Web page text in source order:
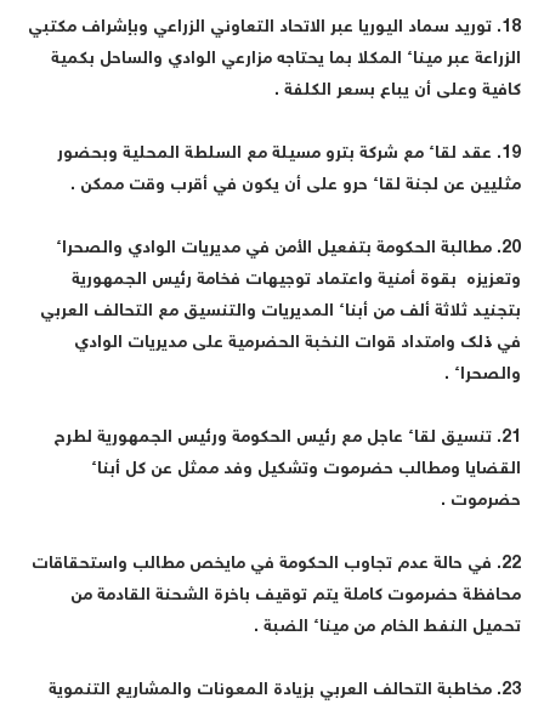
18. توريد سماد اليوريا عبر الاتحاد التعاوني الزراعي وبإشراف مكتبي
عبر ميناء المكلا بما يحتاجه مزارعي الوادي والساحل بكمية
وعلى أن يباع بسعر الكلفة .
19. عقد لقاء مع شركة بترو مسيلة مع السلطة المحلية وبحضور
عن لجنة لقاء حرو على أن يكون في أقرب وقت ممكن .
20. مطالبة الحكومة بتفعيل الأمن في مديريات الوادي والصحراء
بقوة أمنية واعتماد توجيهات فخامة رئيس الجمهورية
ثلاثة ألف من أبناء المديريات والتنسيق مع التحالف العربي
ذلك وامتداد قوات النخبة الحضرمية على مديريات الوادي
.
21. تنسيق لقاء عاجل مع رئيس الحكومة ورئيس الجمهورية لطرح
ومطالب حضرموت وتشكيل وفد ممثل عن كل أبناء
.
22. في حالة عدم تجاوب الحكومة في مايخص مطالب واستحقاقات
حضرموت كاملة يتم توقيف باخرة الشحنة القادمة من
النفط الخام من ميناء الضبة .
23. مخاطبة التحالف العربي بزيادة المعونات والمشاريع التنموية